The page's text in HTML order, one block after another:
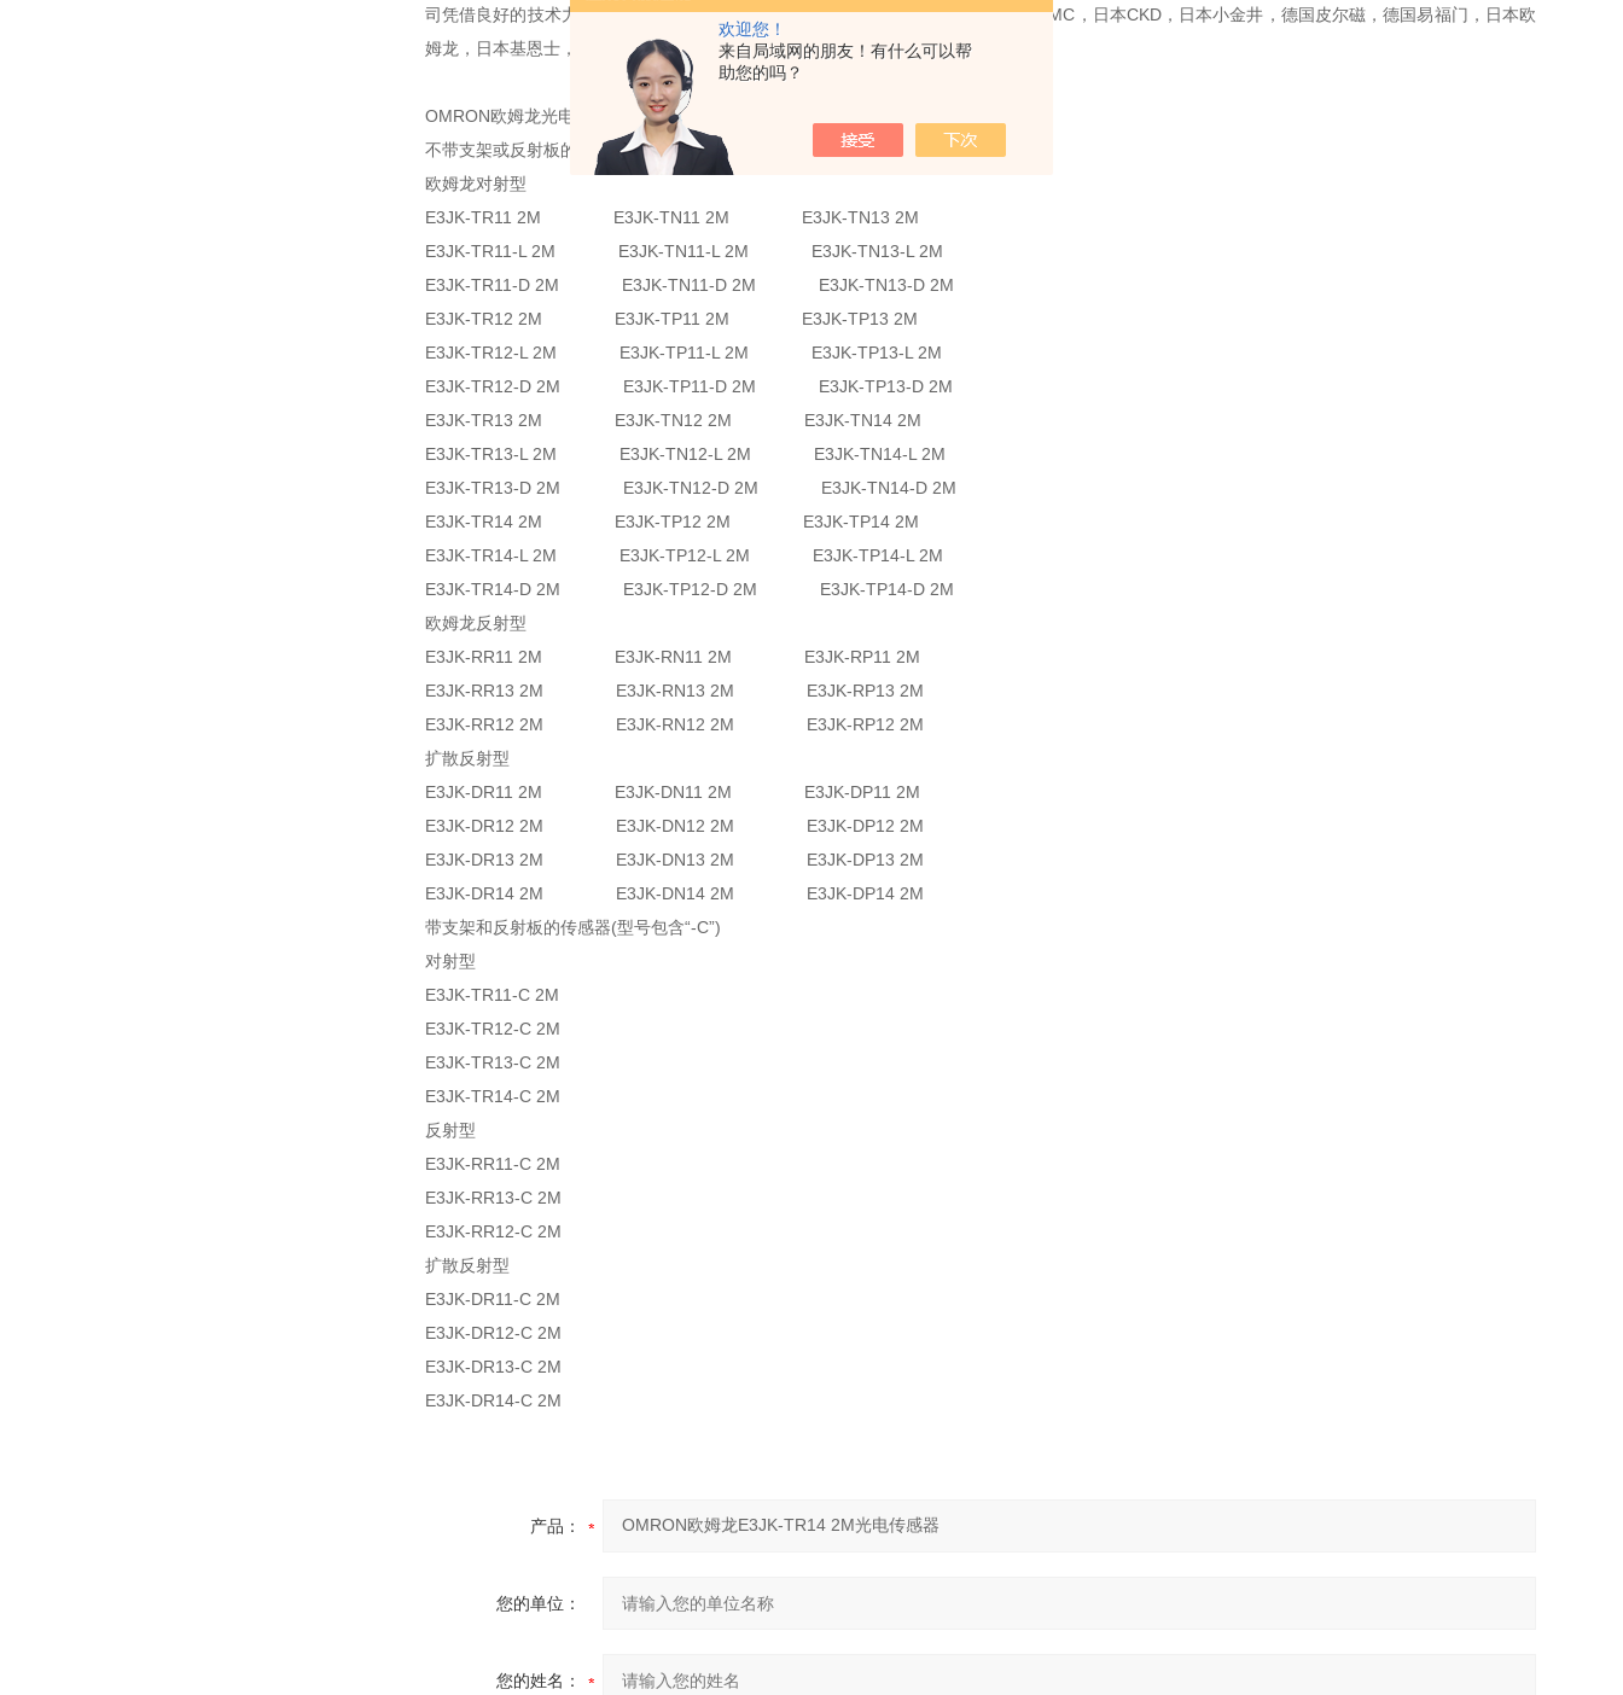
欢迎您！
来自局域网的朋友！有什么可以帮
助您的吗？
司凭借良好的技术力量和综合实力，已被德国宝帝，德国费斯托，韩国YPC，日本SMC，日本CKD，日本小金井，德国皮尔磁，德国易福门，日本欧
姆龙，日本基恩士，认定合作伙伴。
OMRON欧姆龙光电传感器型号：
不带支架或反射板的传感器
欧姆龙对射型
E3JK-TR11 2M E3JK-TN11 2M E3JK-TN13 2M
E3JK-TR11-L 2M E3JK-TN11-L 2M E3JK-TN13-L 2M
E3JK-TR11-D 2M E3JK-TN11-D 2M E3JK-TN13-D 2M
E3JK-TR12 2M E3JK-TP11 2M E3JK-TP13 2M
E3JK-TR12-L 2M E3JK-TP11-L 2M E3JK-TP13-L 2M
E3JK-TR12-D 2M E3JK-TP11-D 2M E3JK-TP13-D 2M
E3JK-TR13 2M E3JK-TN12 2M E3JK-TN14 2M
E3JK-TR13-L 2M E3JK-TN12-L 2M E3JK-TN14-L 2M
E3JK-TR13-D 2M E3JK-TN12-D 2M E3JK-TN14-D 2M
E3JK-TR14 2M E3JK-TP12 2M E3JK-TP14 2M
E3JK-TR14-L 2M E3JK-TP12-L 2M E3JK-TP14-L 2M
E3JK-TR14-D 2M E3JK-TP12-D 2M E3JK-TP14-D 2M
欧姆龙反射型
E3JK-RR11 2M E3JK-RN11 2M E3JK-RP11 2M
E3JK-RR13 2M E3JK-RN13 2M E3JK-RP13 2M
E3JK-RR12 2M E3JK-RN12 2M E3JK-RP12 2M
扩散反射型
E3JK-DR11 2M E3JK-DN11 2M E3JK-DP11 2M
E3JK-DR12 2M E3JK-DN12 2M E3JK-DP12 2M
E3JK-DR13 2M E3JK-DN13 2M E3JK-DP13 2M
E3JK-DR14 2M E3JK-DN14 2M E3JK-DP14 2M
带支架和反射板的传感器(型号包含“-C”)
对射型
E3JK-TR11-C 2M
E3JK-TR12-C 2M
E3JK-TR13-C 2M
E3JK-TR14-C 2M
反射型
E3JK-RR11-C 2M
E3JK-RR13-C 2M
E3JK-RR12-C 2M
扩散反射型
E3JK-DR11-C 2M
E3JK-DR12-C 2M
E3JK-DR13-C 2M
E3JK-DR14-C 2M
产品：
您的单位：
您的姓名：